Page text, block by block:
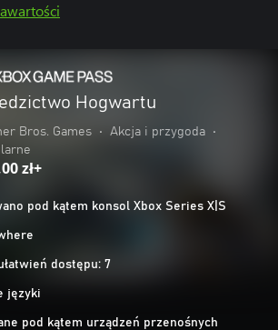
Hogwartu
Bros. Games • Akcja i przygoda
•
zł+
pod kątem konsol Xbox Series X|S
dostępu: 7
języki
pod kątem urządzeń przenośnych